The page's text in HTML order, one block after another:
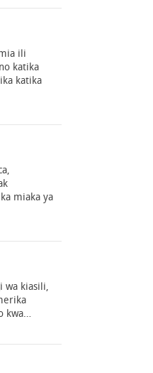
ili
katika
katika
miaka ya
kiasili,